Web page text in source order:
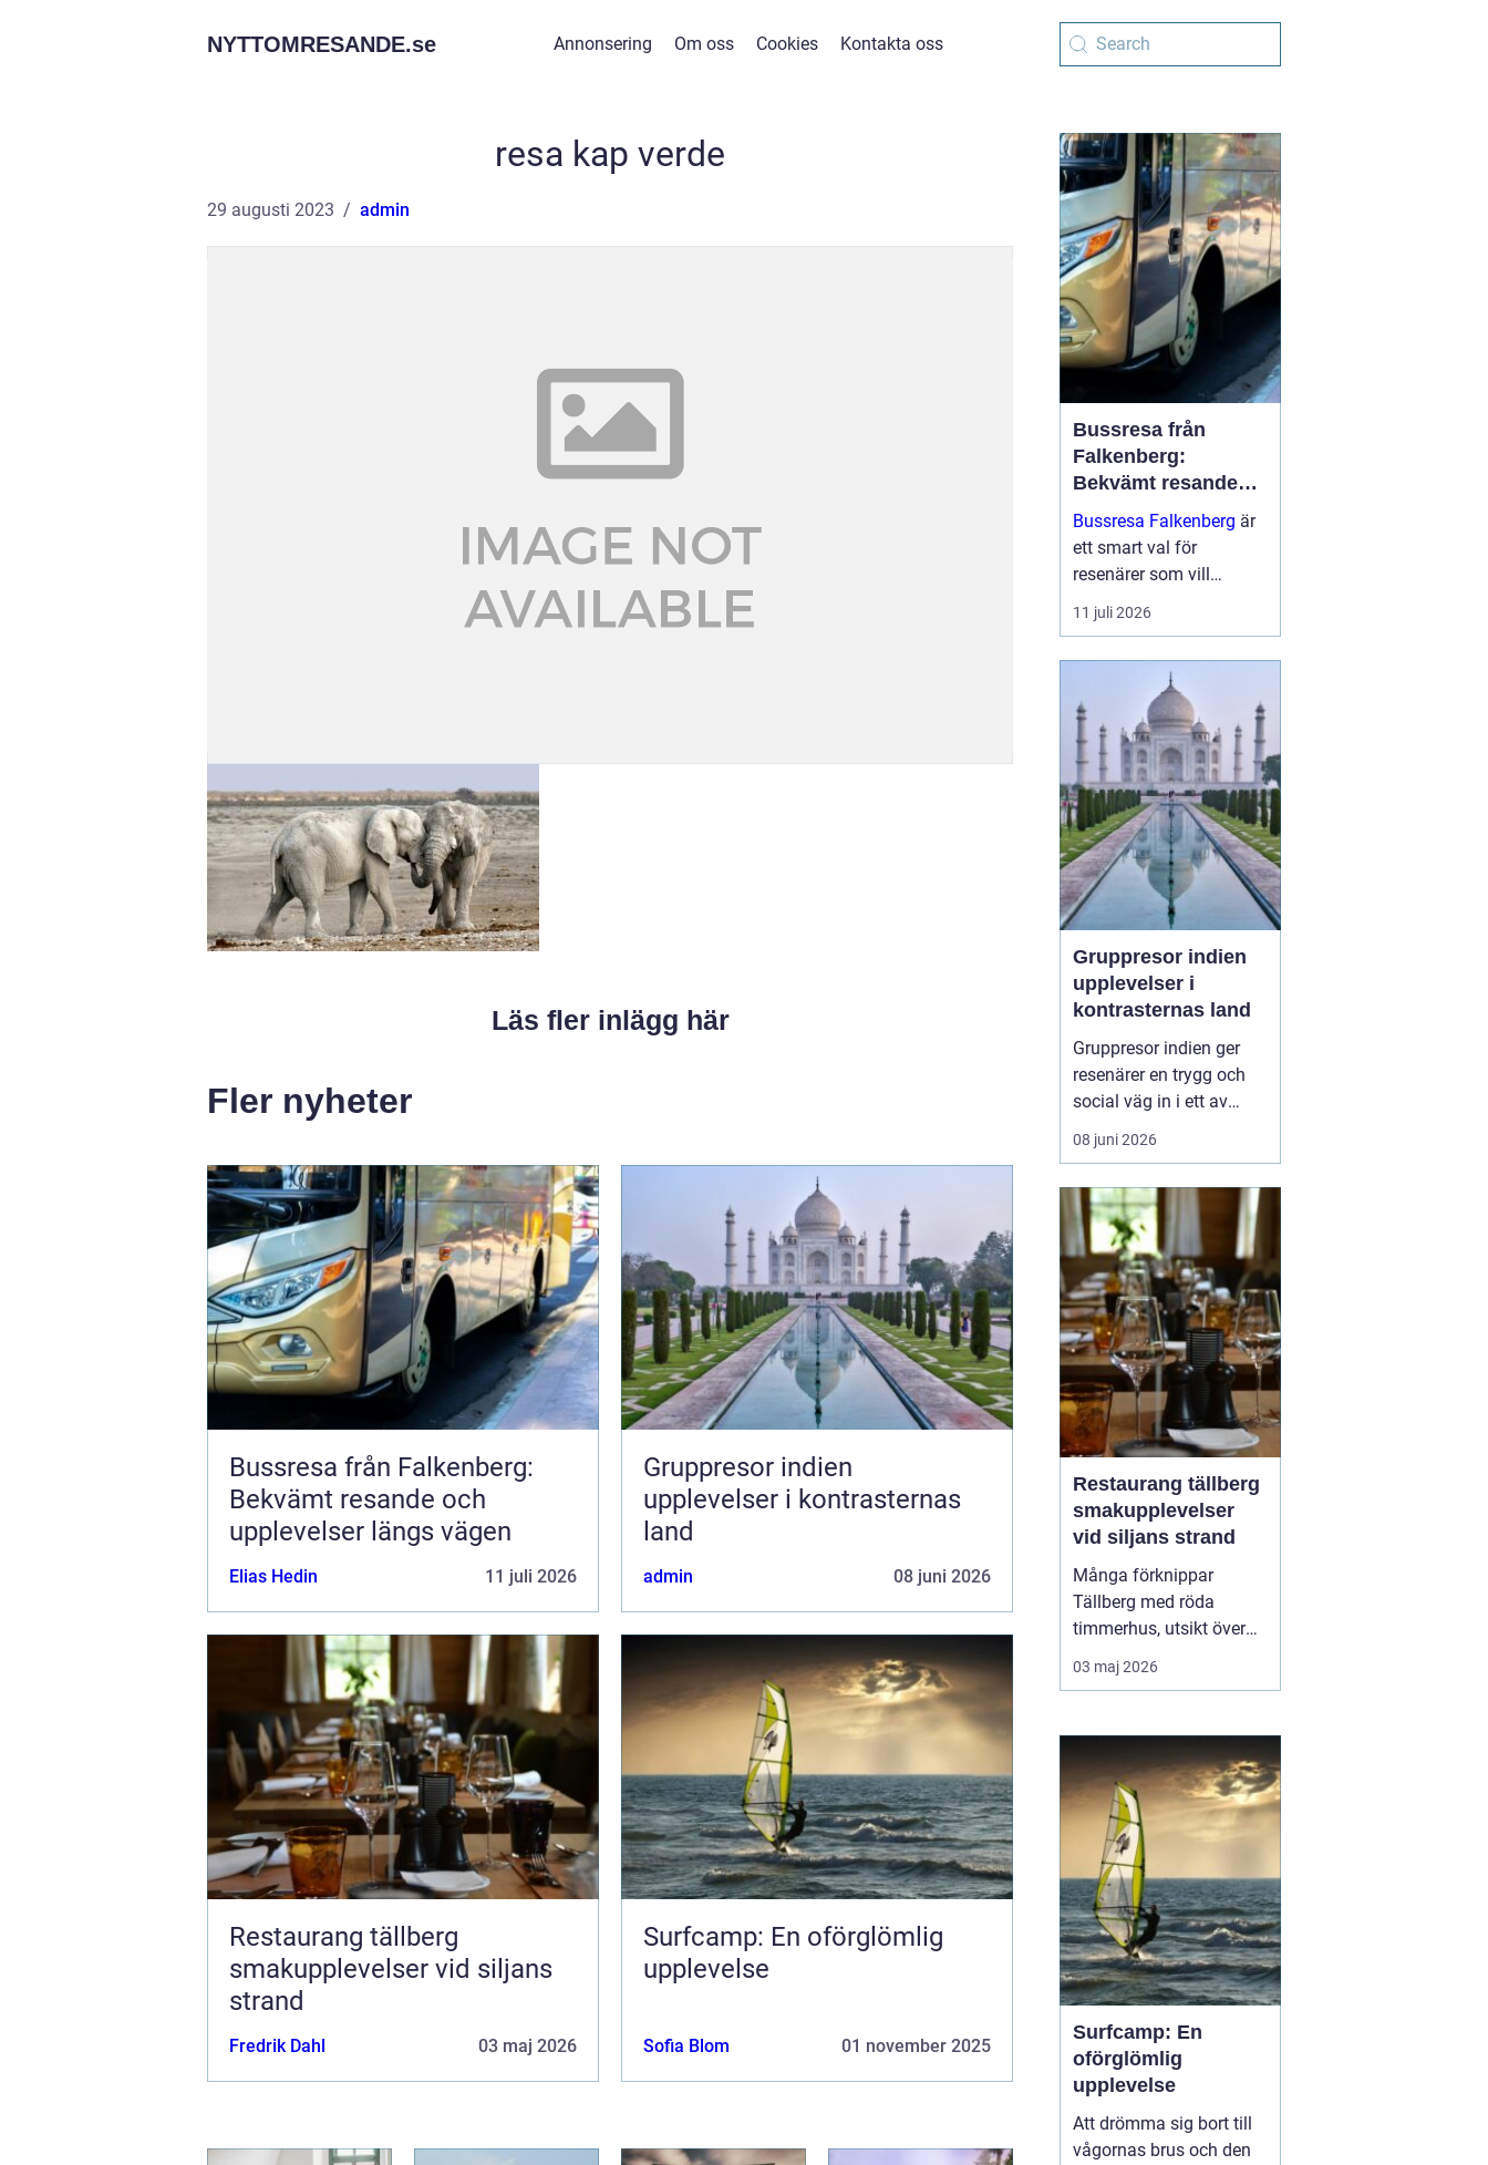
NYTTOMRESANDE.se Annonsering Om oss Cookies Kontakta oss
resa kap verde
29 augusti 2023 admin
Läs fler inlägg här
Fler nyheter
Bussresa från Falkenberg:
Bekvämt resande och
upplevelser längs vägen
Elias Hedin 11 juli 2026
Gruppresor indien
upplevelser i kontrasternas
land
admin 08 juni 2026
Restaurang tällberg
smakupplevelser vid siljans
strand
Fredrik Dahl 03 maj 2026
Surfcamp: En oförglömlig
upplevelse
Sofia Blom 01 november 2025
Bussresa från
Falkenberg:
Bekvämt resande
och upplevelser
längs vägen
Bussresa Falkenberg är
ett smart val för
resenärer som vill
kombinera enkel logistik,
prisvärda lösningar och
11 juli 2026
Gruppresor indien
upplevelser i
kontrasternas land
Gruppresor indien ger
resenärer en trygg och
social väg in i ett av
världens mest färgstarka
länder. Landet bjuder på
heliga platser och
myllrande städer, mellan
snöklädda bergstoppar
och tropiska stränder.
Med en erfaren res...
08 juni 2026
Restaurang tällberg
smakupplevelser
vid siljans strand
Många förknippar
Tällberg med röda
timmerhus, utsikt över
Siljan och klassiska
dalatraditioner. Men byn
matdestination. Här
möts resenärer som vill
äta genuint, närodlat och
vällagat utan att tumma
på vare sig kvalitet ell...
03 maj 2026
Surfcamp: En
oförglömlig
upplevelse
Att drömma sig bort till
vågornas brus och den